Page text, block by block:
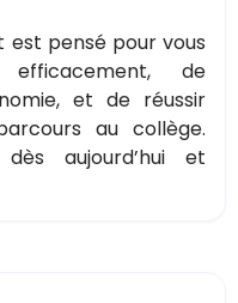
est pensé pour vous
de
et de réussir
au collège.
dès aujourd’hui et